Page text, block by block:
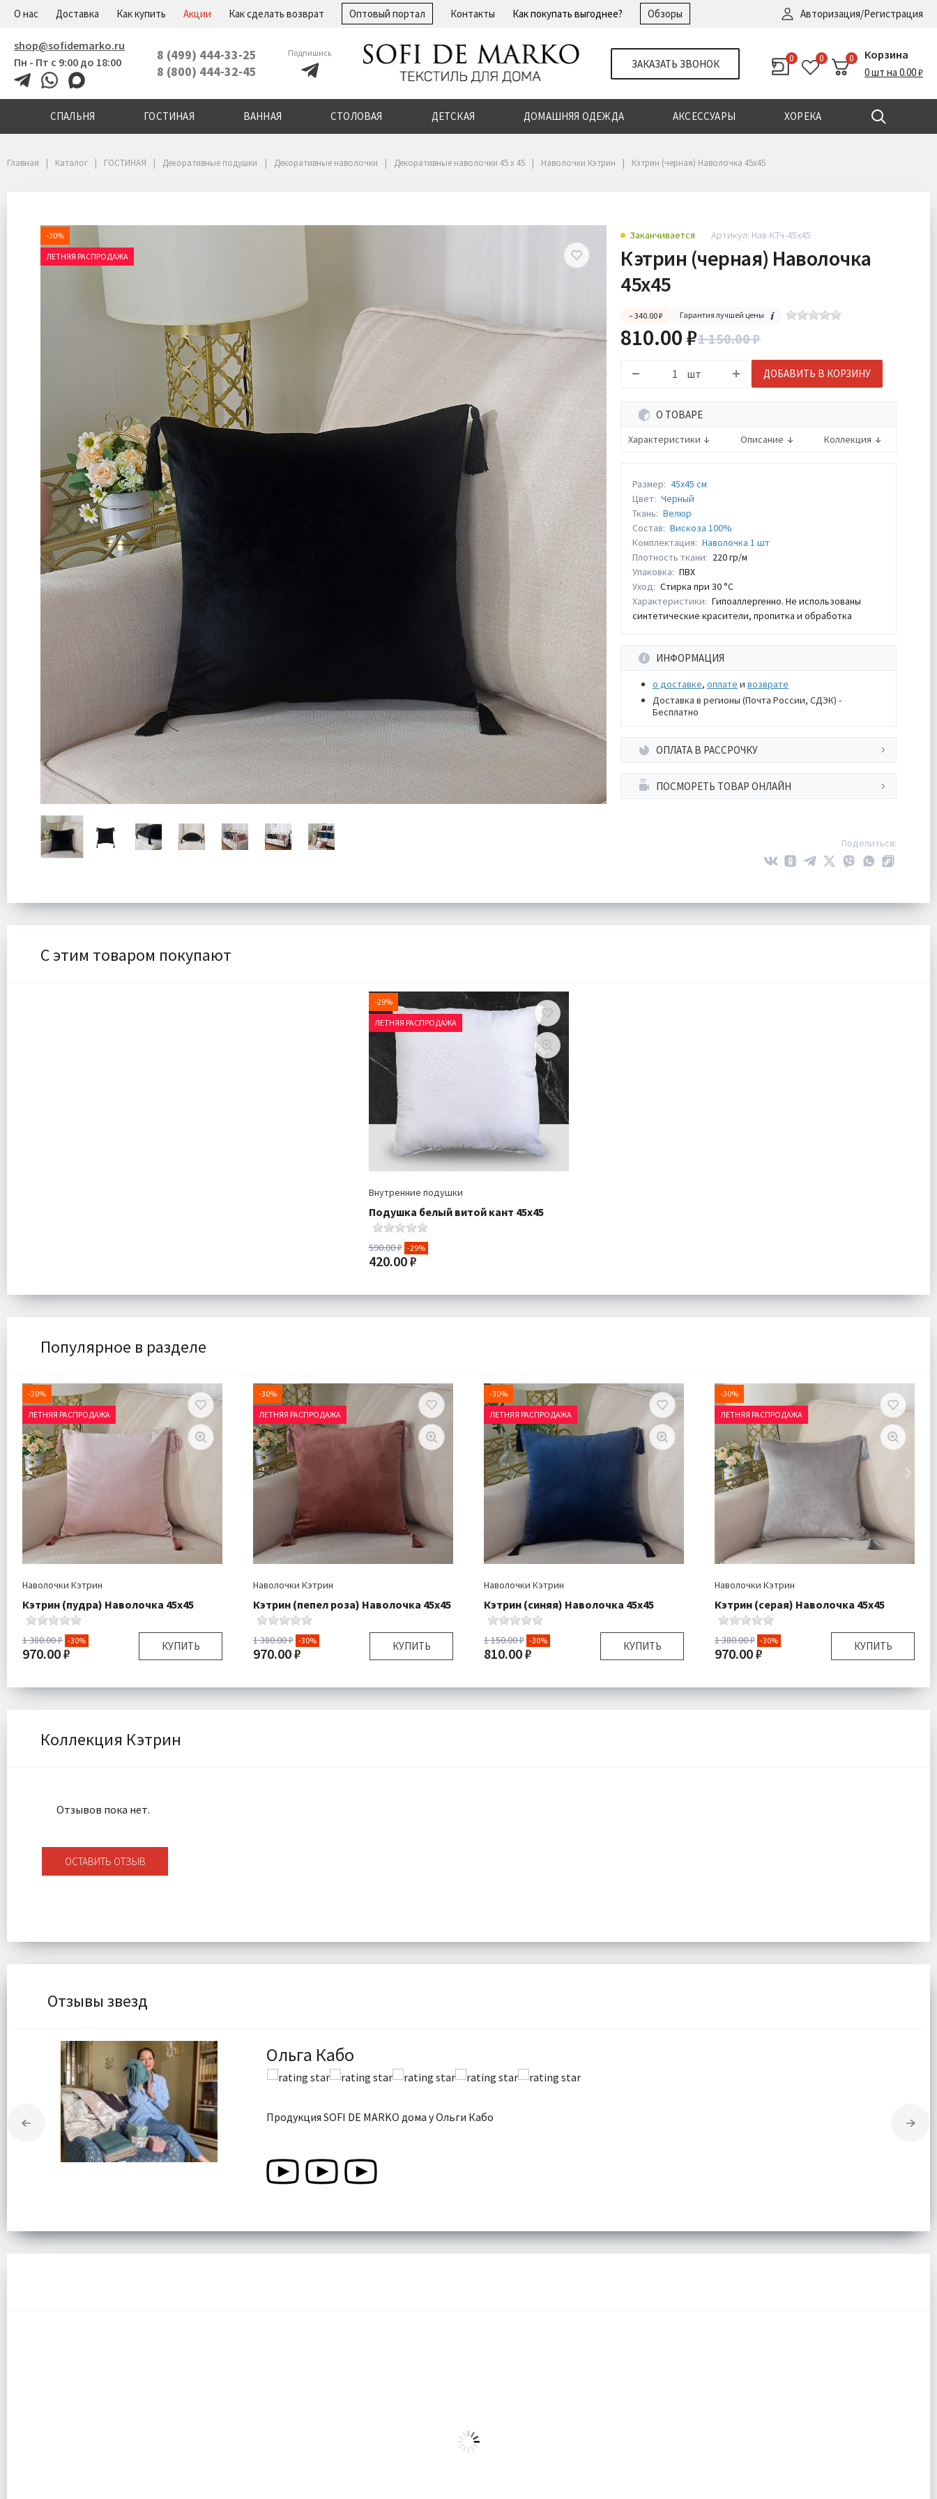
О нас Доставка Как купить Акции Как сделать возврат Оптовый портал Контакты Как покупать выгоднее? Обзоры Авторизация/Регистрация
shop@sofidemarko.ru
Пн - Пт с 9:00 до 18:00
8 (499) 444-33-25
8 (800) 444-32-45
Подпишись
ЗАКАЗАТЬ ЗВОНОК 0 0 0 Корзина
0 шт на 0.00 ₽
СПАЛЬНЯ ГОСТИНАЯ ВАННАЯ СТОЛОВАЯ ДЕТСКАЯ ДОМАШНЯЯ ОДЕЖДА АКСЕССУАРЫ ХОРЕКА
Регистрация
Главная Каталог ГОСТИНАЯ Декоративные подушки Декоративные наволочки Декоративные наволочки 45 х 45 Наволочки Кэтрин Кэтрин (черная) Наволочка 45х45
-30%
ЛЕТНЯЯ РАСПРОДАЖА
Заканчивается Артикул: Нав-КТч-45х45
Кэтрин (черная) Наволочка
45х45
– 340.00 ₽ Гарантия лучшей цены
810.00 ₽1 150.00 ₽
шт ДОБАВИТЬ В КОРЗИНУ
О ТОВАРЕ
Характеристики Описание Коллекция
Размер: 45х45 см
Цвет: Черный
Ткань: Велюр
Состав: Вискоза 100%
Комплектация: Наволочка 1 шт
Плотность ткани: 220 гр/м
Упаковка: ПВХ
Уход: Стирка при 30 °С
Характеристики: Гипоаллергенно. Не использованы
синтетические красители, пропитка и обработка
ИНФОРМАЦИЯ
о доставке, оплате и возврате
Доставка в регионы (Почта России, СДЭК) -
Бесплатно
ОПЛАТА В РАССРОЧКУ
ПОСМОРЕТЬ ТОВАР ОНЛАЙН
Поделиться:
С этим товаром покупают
-29%
ЛЕТНЯЯ РАСПРОДАЖА
Внутренние подушки
Подушка белый витой кант 45х45
590.00 ₽ -29%
420.00 ₽
Доставка: Подробнее
Популярное в разделе
-30%
ЛЕТНЯЯ РАСПРОДАЖА
Наволочки Кэтрин
Кэтрин (пудра) Наволочка 45х45
1 380.00 ₽ -30%
970.00 ₽ КУПИТЬ
Размер:
45х45 см
-30%
ЛЕТНЯЯ РАСПРОДАЖА
Наволочки Кэтрин
Кэтрин (пепел роза) Наволочка 45х45
1 380.00 ₽ -30%
970.00 ₽ КУПИТЬ
Размер:
45х45 см
-30%
ЛЕТНЯЯ РАСПРОДАЖА
Наволочки Кэтрин
Кэтрин (синяя) Наволочка 45х45
1 150.00 ₽ -30%
810.00 ₽ КУПИТЬ
Размер:
45х45 см
-30%
ЛЕТНЯЯ РАСПРОДАЖА
Наволочки Кэтрин
Кэтрин (серая) Наволочка 45х45
1 380.00 ₽ -30%
970.00 ₽ КУПИТЬ
Размер:
45х45 см
Коллекция Кэтрин
Отзывов пока нет.
ОСТАВИТЬ ОТЗЫВ
Отзывы звезд
Ольга Кабо
Продукция SOFI DE MARKO дома у Ольги Кабо